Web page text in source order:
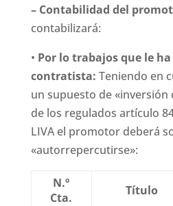
– Contabilidad del
contabilizará:
• Por lo trabajos que le
contratista: Teniendo en
un supuesto de «inversión
de los regulados artículo
LIVA el promotor deberá
«autorrepercutirse»:
N.º
Cta.
Título